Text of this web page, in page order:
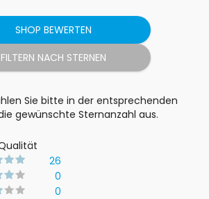
SHOP BEWERTEN
Sie bitte in der entsprechenden
gewünschte Sternanzahl aus.
26
0
0